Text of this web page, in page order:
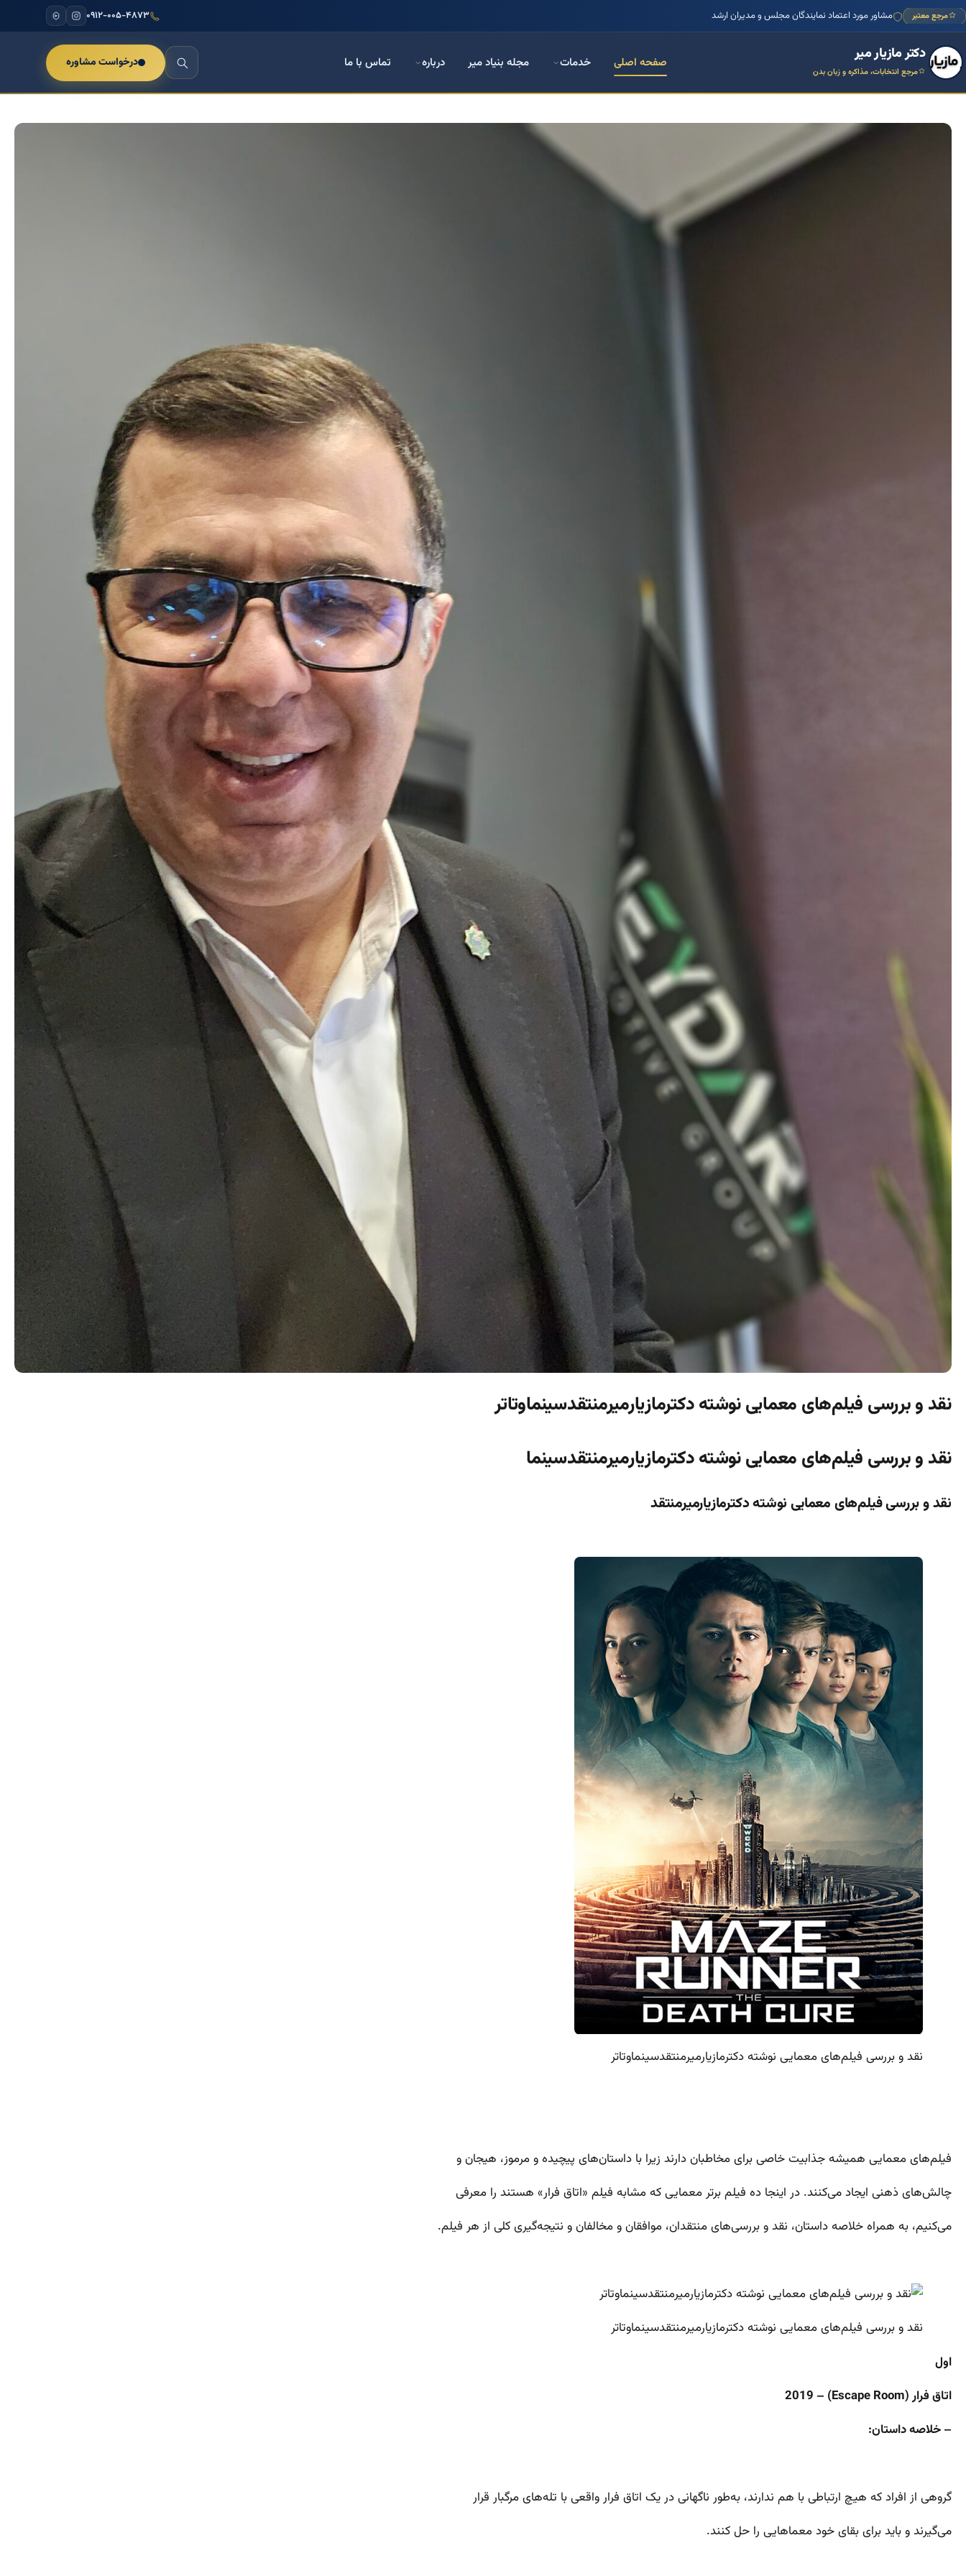
مرجع معتبر منتور بیش از ۱۰۰۰ کسب‌وکار ایرانی ۰۹۱۲-۰۰۵-۴۸۷۳
دکتر مازیار میر
مرجع انتخابات، مذاکره و زبان بدن
صفحه اصلی خدمات مجله بنیاد میر درباره تماس با ما درخواست مشاوره
نقد و بررسی فیلم‌های معمایی نوشته دکترمازیارمیرمنتقدسینماوتاتر
نقد و بررسی فیلم‌های معمایی نوشته دکترمازیارمیرمنتقدسینما
نقد و بررسی فیلم‌های معمایی نوشته دکترمازیارمیرمنتقد
نقد و بررسی فیلم‌های معمایی نوشته دکترمازیارمیرمنتقدسینماوتاتر
فیلم‌های معمایی همیشه جذابیت خاصی برای مخاطبان دارند زیرا با داستان‌های پیچیده و مرموز، هیجان و
چالش‌های ذهنی ایجاد می‌کنند. در اینجا ده فیلم برتر معمایی که مشابه فیلم «اتاق فرار» هستند را معرفی
می‌کنیم، به همراه خلاصه داستان، نقد و بررسی‌های منتقدان، موافقان و مخالفان و نتیجه‌گیری کلی از هر فیلم.
نقد و بررسی فیلم‌های معمایی نوشته دکترمازیارمیرمنتقدسینماوتاتر
اول
اتاق فرار (Escape Room) – 2019
– خلاصه داستان:
گروهی از افراد که هیچ ارتباطی با هم ندارند، به‌طور ناگهانی در یک اتاق فرار واقعی با تله‌های مرگبار قرار
می‌گیرند و باید برای بقای خود معماهایی را حل کنند.